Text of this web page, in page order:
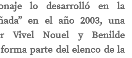
lo desarrolló en la
en el año 2003, una
Vivel Nouel y Benilde
parte del elenco de la